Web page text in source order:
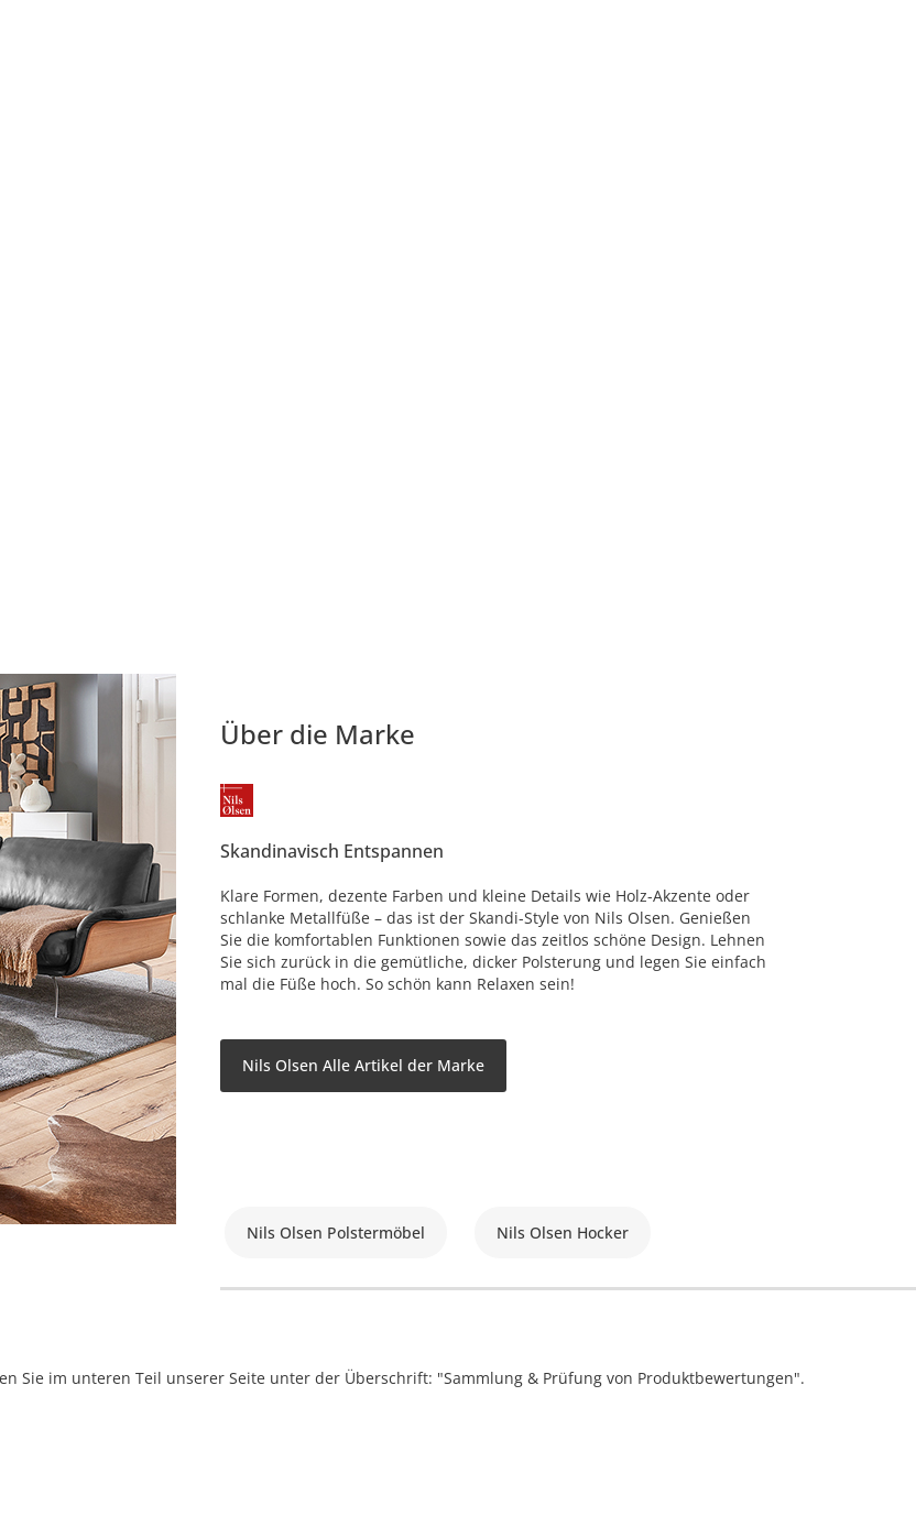
Über die Marke
Skandinavisch Entspannen
Klare Formen, dezente Farben und kleine Details wie Holz-Akzente oder
schlanke Metallfüße – das ist der Skandi-Style von Nils Olsen. Genießen
Sie die komfortablen Funktionen sowie das zeitlos schöne Design. Lehnen
Sie sich zurück in die gemütliche, dicker Polsterung und legen Sie einfach
mal die Füße hoch. So schön kann Relaxen sein!
Nils Olsen Alle Artikel der Marke
Nils Olsen Polstermöbel Nils Olsen Hocker
Sie im unteren Teil unserer Seite unter der Überschrift: "Sammlung & Prüfung von Produktbewertungen".